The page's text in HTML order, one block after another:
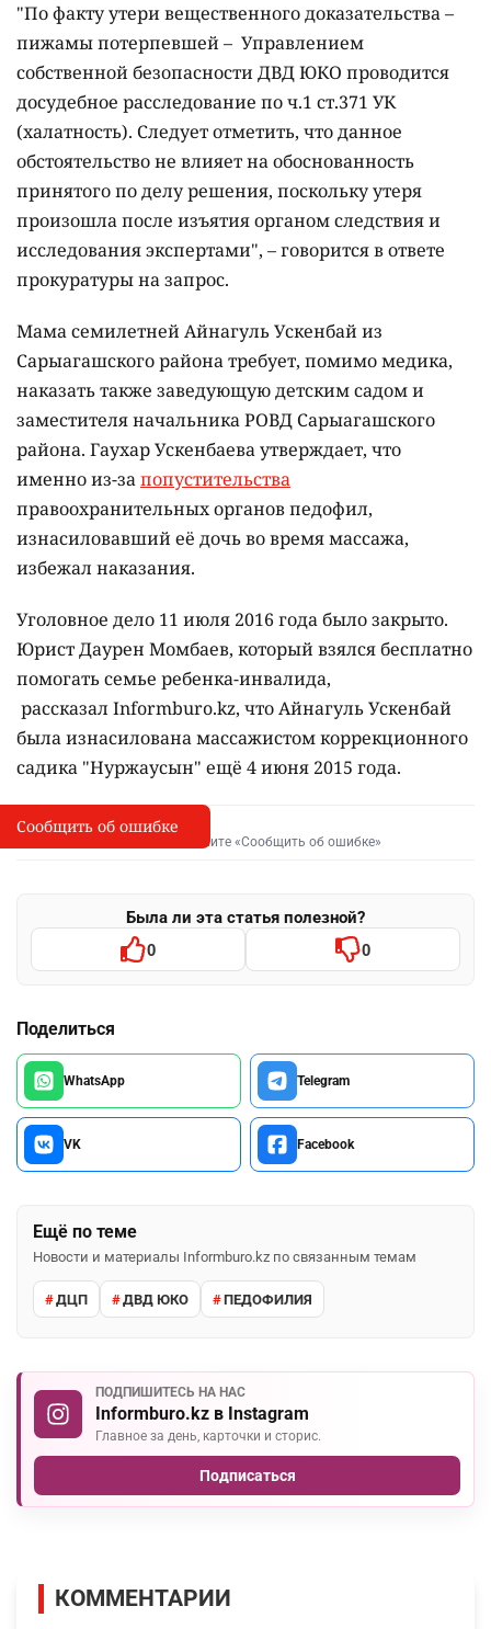
"По факту утери вещественного доказательства –
пижамы потерпевшей – Управлением
собственной безопасности ДВД ЮКО проводится
досудебное расследование по ч.1 ст.371 УК
(халатность). Следует отметить, что данное
обстоятельство не влияет на обоснованность
принятого по делу решения, поскольку утеря
произошла после изъятия органом следствия и
исследования экспертами", – говорится в ответе
прокуратуры на запрос.
Мама семилетней Айнагуль Ускенбай из
Сарыагашского района требует, помимо медика,
наказать также заведующую детским садом и
заместителя начальника РОВД Сарыагашского
района. Гаухар Ускенбаева утверждает, что
именно из-запопустительства
правоохранительных органов педофил,
изнасиловавший её дочь во время массажа,
избежал наказания.
Уголовное дело 11 июля 2016 года было закрыто.
Юрист Даурен Момбаев, который взялся бесплатно
помогать семье ребенка-инвалида,
рассказал Informburo.kz, что Айнагуль Ускенбай
была изнасилована массажистом коррекционного
садика "Нуржаусын" ещё 4 июня 2015 года.
I
Сообщить об опечатке
Выделите фрагмент и нажмите «Сообщить об ошибке»
Была ли эта статья полезной?
0 0
Поделиться
WhatsApp Telegram
VK Facebook
Ещё по теме
Новости и материалы Informburo.kz по связанным темам
ДЦП ДВД ЮКО ПЕДОФИЛИЯ
ПОДПИШИТЕСЬ НА НАС
Informburo.kz в Instagram
Главное за день, карточки и сторис.
Подписаться
Сообщить об ошибке
КОММЕНТАРИИ